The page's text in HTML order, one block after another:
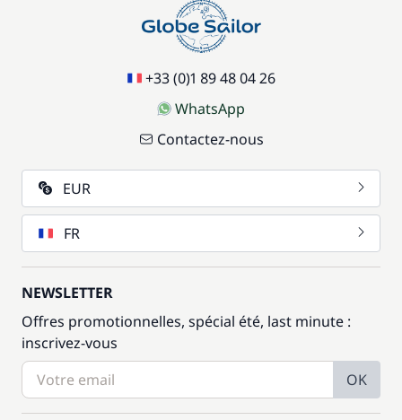
+33 (0)1 89 48 04 26
WhatsApp
Contactez-nous
EUR
FR
NEWSLETTER
Offres promotionnelles, spécial été, last minute :
inscrivez-vous
OK